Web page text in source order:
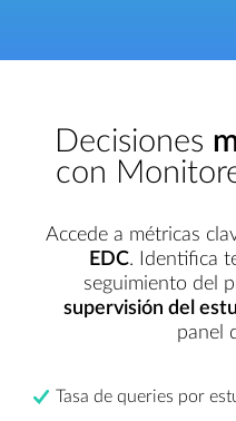
Decisiones
con
Accede a métricas
EDC. Identifica
seguimiento del
supervisión del
panel
Tasa de queries por